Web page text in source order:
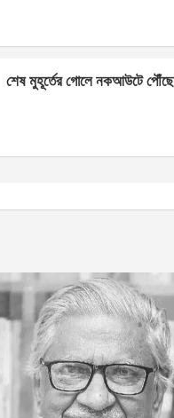
শেষ মুহূর্তের গোলে নকআউটে পৌঁছে